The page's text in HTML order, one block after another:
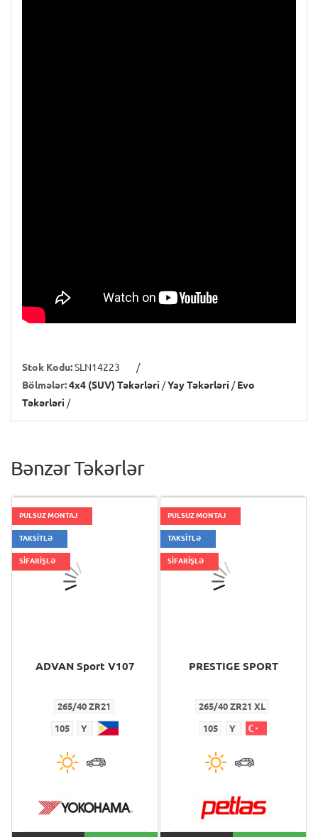
Stok Kodu:SLN14223
/
Bölmələr:4x4 (SUV) Təkərləri /Yay Təkərləri /Evo
Təkərləri /
Bənzər Təkərlər
PULSUZ MONTAJ
TAKSİTLƏ
SİFARİŞLƏ
ADVAN Sport V107
265/40 ZR21
105 Y
PULSUZ MONTAJ
TAKSİTLƏ
SİFARİŞLƏ
PRESTIGE SPORT
265/40 ZR21 XL
105 Y